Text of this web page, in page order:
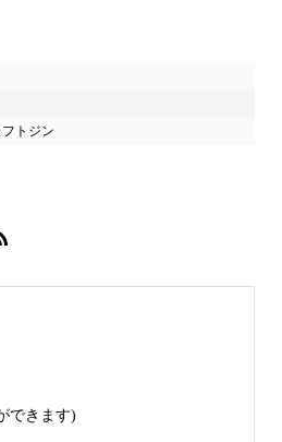
トジン
できます)